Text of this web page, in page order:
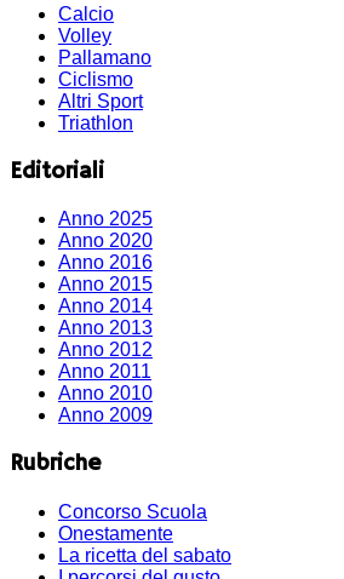
Calcio
Volley
Pallamano
Ciclismo
Altri Sport
Triathlon
Editoriali
Anno 2025
Anno 2020
Anno 2016
Anno 2015
Anno 2014
Anno 2013
Anno 2012
Anno 2011
Anno 2010
Anno 2009
Rubriche
Concorso Scuola
Onestamente
La ricetta del sabato